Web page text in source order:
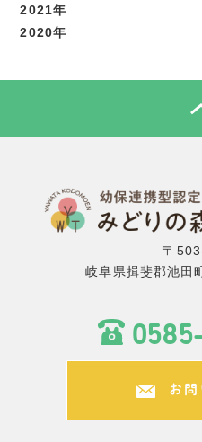
2021年
2020年
〒
岐阜県揖斐郡池田
お